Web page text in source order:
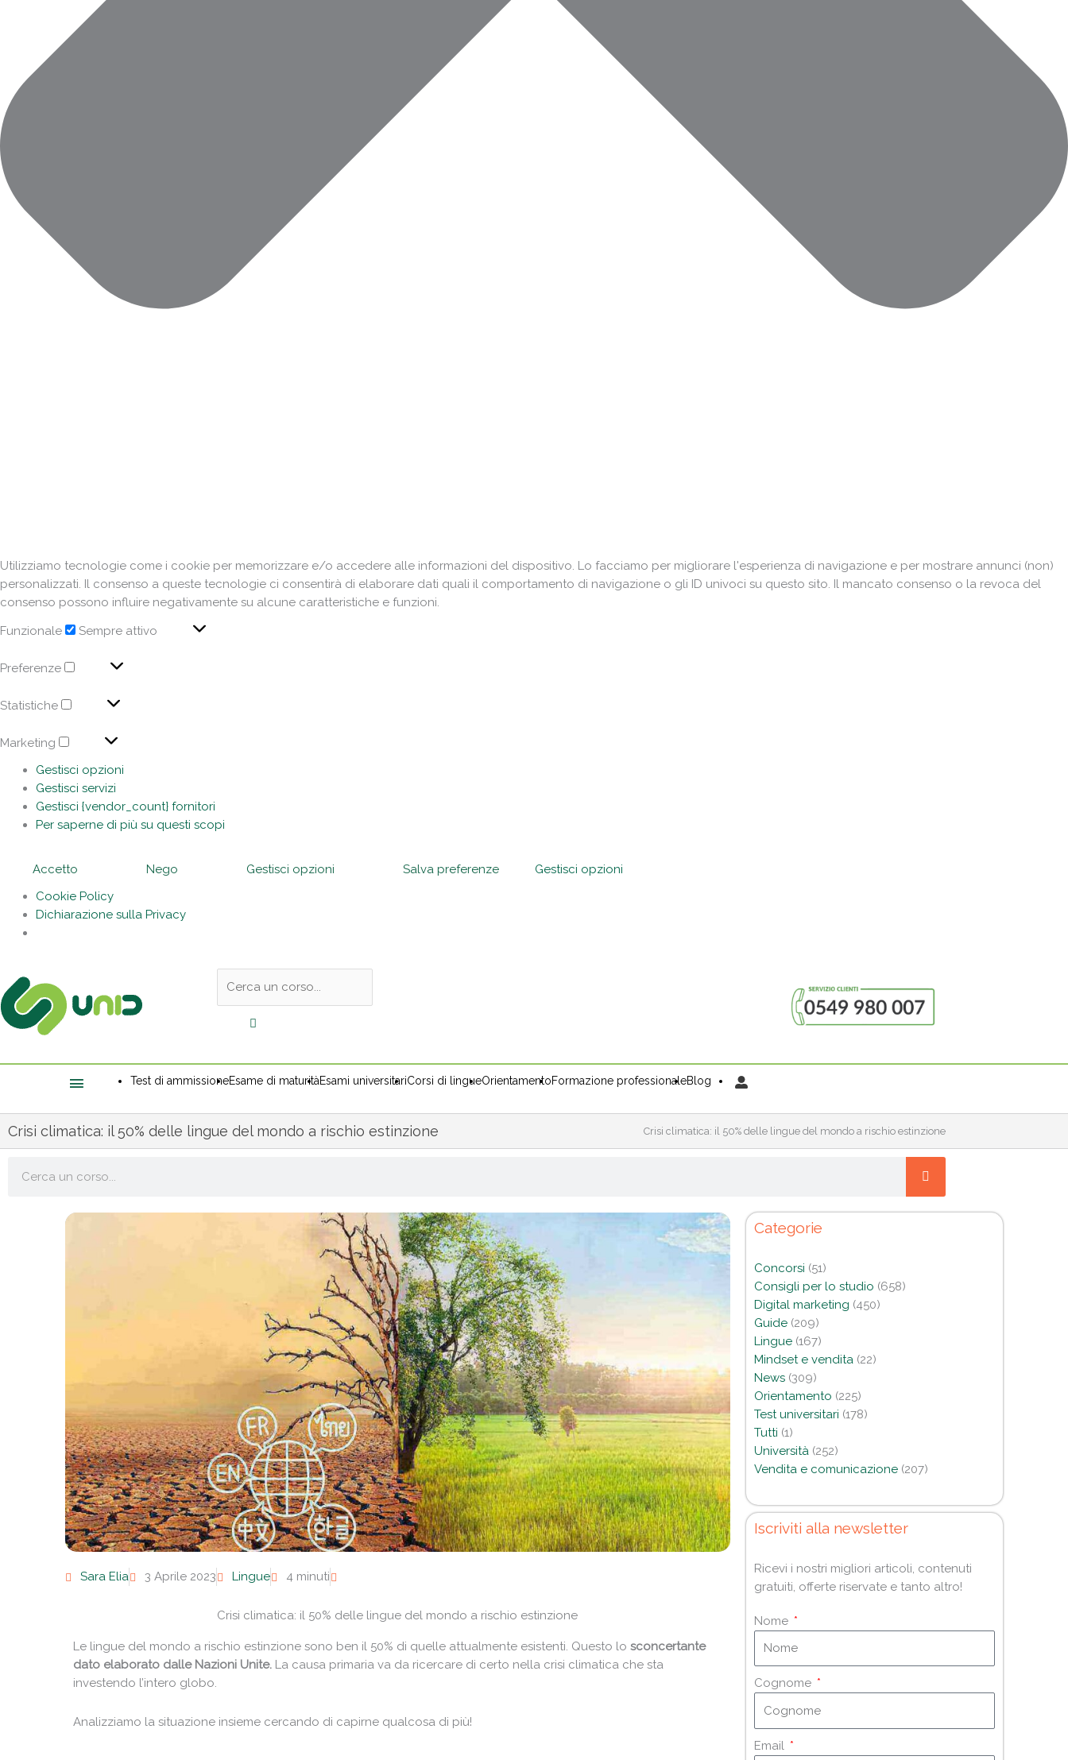
Utilizziamo tecnologie come i cookie per memorizzare e/o accedere alle informazioni del dispositivo. Lo facciamo per migliorare l'esperienza di navigazione e per mostrare annunci (non)
personalizzati. Il consenso a queste tecnologie ci consentirà di elaborare dati quali il comportamento di navigazione o gli ID univoci su questo sito. Il mancato consenso o la revoca del
consenso possono influire negativamente su alcune caratteristiche e funzioni.
Funzionale
Sempre attivo
Preferenze
Statistiche
Marketing
Gestisci opzioni
Gestisci servizi
Gestisci {vendor_count} fornitori
Per saperne di più su questi scopi
Accetto Nego Gestisci opzioni Salva preferenze
Gestisci opzioni
Cookie Policy
Dichiarazione sulla Privacy
l'header
Test di ammissioneEsame di maturitàEsami universitariCorsi di lingueOrientamentoFormazione professionaleBlog
Crisi climatica: il 50% delle lingue del mondo a rischio estinzione Crisi climatica: il 50% delle lingue del mondo a rischio estinzione
Sara Elia 3 Aprile 2023 Lingue 4 minuti
Crisi climatica: il 50% delle lingue del mondo a rischio estinzione
Le lingue del mondo a rischio estinzione sono ben il 50% di quelle attualmente esistenti. Questo lo sconcertante
dato elaborato dalle Nazioni Unite. La causa primaria va da ricercare di certo nella crisi climatica che sta
investendo l’intero globo.
Analizziamo la situazione insieme cercando di capirne qualcosa di più!
Categorie
Concorsi (51)
Consigli per lo studio (658)
Digital marketing (450)
Guide(209)
Lingue(167)
Mindset e vendita(22)
News(309)
Orientamento (225)
Test universitari (178)
Tutti (1)
Università(252)
Vendita e comunicazione(207)
Iscriviti alla newsletter
Ricevi i nostri migliori articoli, contenuti
gratuiti, offerte riservate e tanto altro!
Nome
Cognome
Email